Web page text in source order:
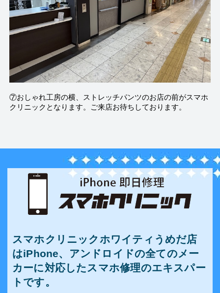
⑦おしゃれ工房の横、ストレッチパンツのお店の前がスマホ
クリニックとなります。ご来店お待ちしております。
スマホクリニックホワイティうめだ店
はiPhone、アンドロイドの全てのメー
カーに対応したスマホ修理のエキスパー
トです。